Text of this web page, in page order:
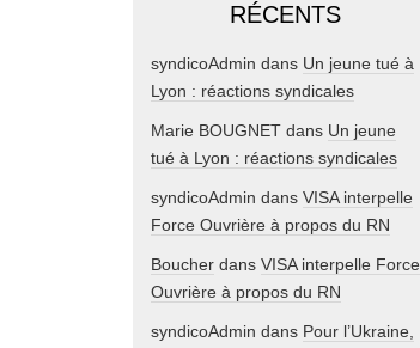
RÉCENTS
syndicoAdmin dans Un jeune tué à
Lyon : réactions syndicales
Marie BOUGNET dans Un jeune
tué à Lyon : réactions syndicales
syndicoAdmin dans VISA interpelle
Force Ouvrière à propos du RN
Boucher dans VISA interpelle Force
Ouvrière à propos du RN
syndicoAdmin dans Pour l’Ukraine,